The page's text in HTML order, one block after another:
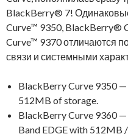
BlackBerry® 7!
Curve™ 9350, BlackBerry®
Curve™ 9370 отличаются
связи и системными
BlackBerry Curve 9350
512MB of storage.
BlackBerry Curve 9360
Band EDGE with 512MB